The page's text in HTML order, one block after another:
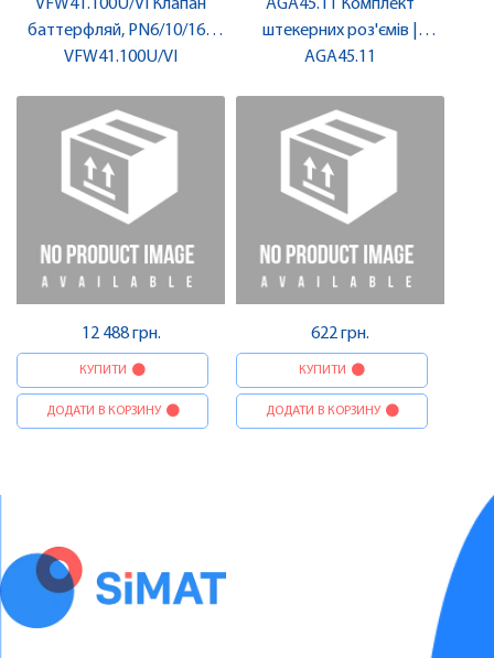
VFW41.100U/VI Клапан
баттерфляй, PN6/10/16 |
SIEMENS
VFW41.100U/VI
12 488 грн.
КУПИТИ
ДОДАТИ В КОРЗИНУ
AGA45.11 Комплект
штекерних роз'ємів |
SIEMENS
AGA45.11
622 грн.
КУПИТИ
ДОДАТИ В КОРЗИНУ